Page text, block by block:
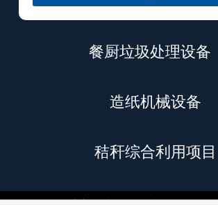
餐厨垃圾处理设备
造纸机械设备
秸秆综合利用项目